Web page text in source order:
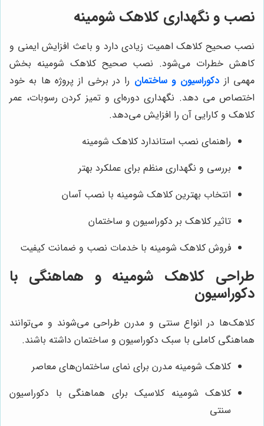
نصب و نگهداری کلاهک شومینه
نصب صحیح کلاهک اهمیت زیادی دارد و باعث افزایش ایمنی و
کاهش خطرات می‌شود. نصب صحیح کلاهک شومینه بخش
مهمی از دکوراسیون و ساختمان را در برخی از پروژه ها به خود
اختصاص می دهد. نگهداری دوره‌ای و تمیز کردن رسوبات، عمر
کلاهک و کارایی آن را افزایش می‌دهد.
راهنمای نصب استاندارد کلاهک شومینه
بررسی و نگهداری منظم برای عملکرد بهتر
انتخاب بهترین کلاهک شومینه با نصب آسان
تاثیر کلاهک بر دکوراسیون و ساختمان
فروش کلاهک شومینه با خدمات نصب و ضمانت کیفیت
طراحی کلاهک شومینه و هماهنگی با
دکوراسیون
کلاهک‌ها در انواع سنتی و مدرن طراحی می‌شوند و می‌توانند
هماهنگی کاملی با سبک دکوراسیون و ساختمان داشته باشند.
کلاهک شومینه مدرن برای نمای ساختمان‌های معاصر
کلاهک شومینه کلاسیک برای هماهنگی با دکوراسیون
سنتی